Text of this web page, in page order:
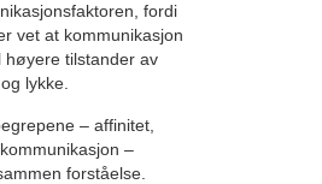
fordi
vet at kommunikasjon
høyere tilstander av
lykke.
– affinitet,
–
forståelse.